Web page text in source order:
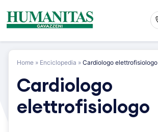
content
Home » Enciclopedia » Cardiologo elettrofisiologo
Cardiologo
elettrofisiologo